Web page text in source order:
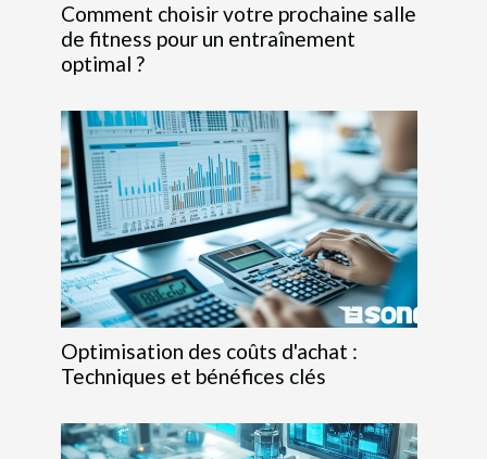
Comment choisir votre prochaine salle
de fitness pour un entraînement
optimal ?
Optimisation des coûts d'achat :
Techniques et bénéfices clés